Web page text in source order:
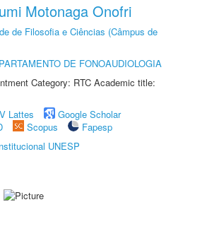
Motonaga Onofri
de Filosofia e Ciências (Câmpus de
DE FONOAUDIOLOGIA
Category: RTC Academic title:
Lattes
Google Scholar
Scopus
Fapesp
UNESP